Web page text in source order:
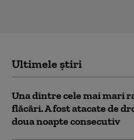
Ultimele știri
Una dintre cele mai mari
flăcări. A fost atacate de
doua noapte consecutiv